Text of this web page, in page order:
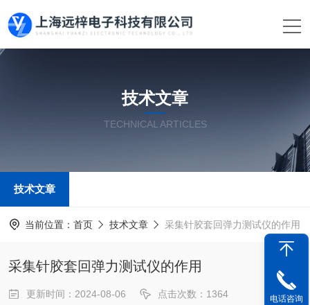
技术文章
TECHNICAL ARTICLES
技术文章
当前位置： 首页 技术文章 采集针胶套回弹力测试仪的作用
采集针胶套回弹力测试仪的作用
更新时间：2024-08-06 点击次数：1364 电话咨询